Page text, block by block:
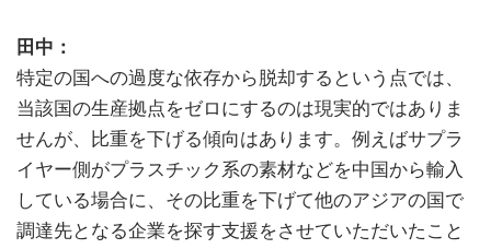
田中：
特定の国への過度な依存から脱却するという点では、
当該国の生産拠点をゼロにするのは現実的ではありま
せんが、比重を下げる傾向はあります。例えばサプラ
イヤー側がプラスチック系の素材などを中国から輸入
している場合に、その比重を下げて他のアジアの国で
調達先となる企業を探す支援をさせていただいたこと